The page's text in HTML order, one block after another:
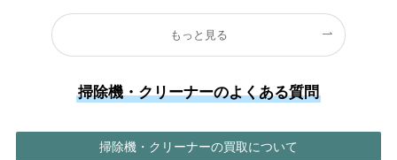
もっと見る
掃除機・クリーナーのよくある質問
掃除機・クリーナーの買取について